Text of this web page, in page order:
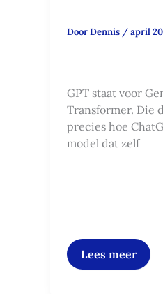
DoorDennis /april
GPT staat voor
Transformer. Die
precies hoe
model dat zelf
Lees meer